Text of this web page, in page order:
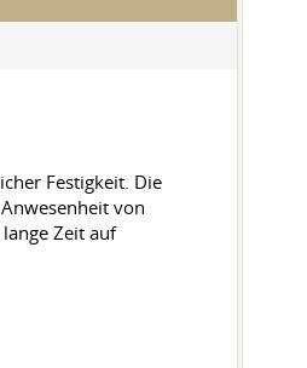
Festigkeit. Die
von
Zeit auf